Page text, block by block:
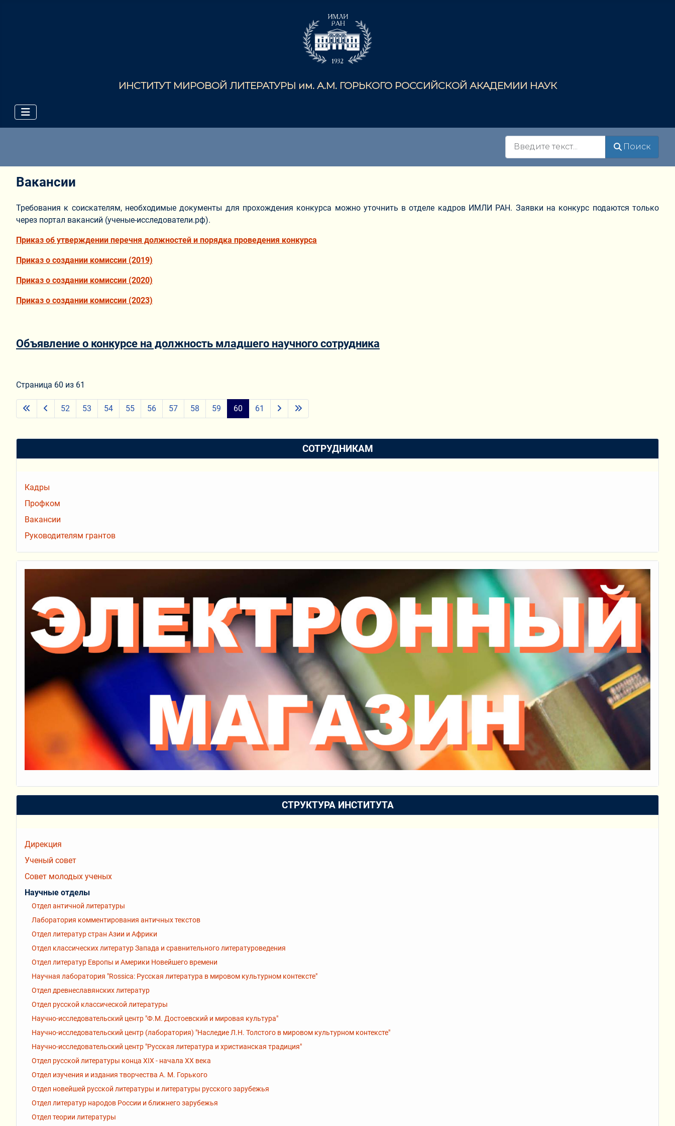
ИНСТИТУТ МИРОВОЙ ЛИТЕРАТУРЫ им. А.М. ГОРЬКОГО РОССИЙСКОЙ АКАДЕМИИ НАУК
Поиск
Вакансии
Требования к соискателям, необходимые документы для прохождения конкурса можно уточнить в отделе кадров ИМЛИ РАН. Заявки на конкурс подаются только
через портал вакансий (ученые-исследователи.рф).
Приказ об утверждении перечня должностей и порядка проведения конкурса
Приказ о создании комиссии (2019)
Приказ о создании комиссии (2020)
Приказ о создании комиссии (2023)
Объявление о конкурсе на должность младшего научного сотрудника
Страница 60 из 61
52 53 54 55 56 57 58 59 60 61
СОТРУДНИКАМ
Кадры
Профком
Вакансии
Руководителям грантов
СТРУКТУРА ИНСТИТУТА
Дирекция
Ученый совет
Совет молодых ученых
Научные отделы
Отдел античной литературы
Лаборатория комментирования античных текстов
Отдел литератур стран Азии и Африки
Отдел классических литератур Запада и сравнительного литературоведения
Отдел литератур Европы и Америки Новейшего времени
Научная лаборатория "Rossiсa: Русская литература в мировом культурном контексте"
Отдел древнеславянских литератур
Отдел русской классической литературы
Научно-исследовательский центр "Ф.М. Достоевский и мировая культура"
Научно-исследовательский центр (лаборатория) "Наследие Л.Н. Толстого в мировом культурном контексте"
Научно-исследовательский центр "Русская литература и христианская традиция"
Отдел русской литературы конца XIX - начала XX века
Отдел изучения и издания творчества А. М. Горького
Отдел новейшей русской литературы и литературы русского зарубежья
Отдел литератур народов России и ближнего зарубежья
Отдел теории литературы